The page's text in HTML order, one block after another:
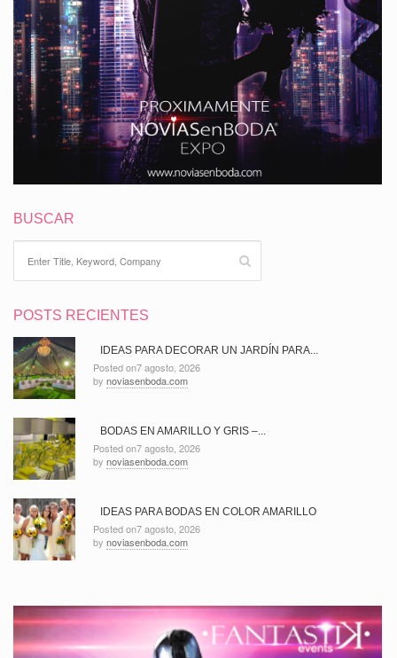
BUSCAR
POSTS RECIENTES
IDEAS PARA DECORAR UN JARDÍN PARA...
Posted on7 agosto, 2026
by noviasenboda.com
BODAS EN AMARILLO Y GRIS –...
Posted on7 agosto, 2026
by noviasenboda.com
IDEAS PARA BODAS EN COLOR AMARILLO
Posted on7 agosto, 2026
by noviasenboda.com